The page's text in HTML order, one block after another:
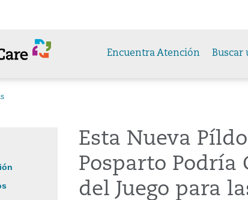
Encuentra Atención Buscar
Esta Nueva
Posparto Podría
del Juego para